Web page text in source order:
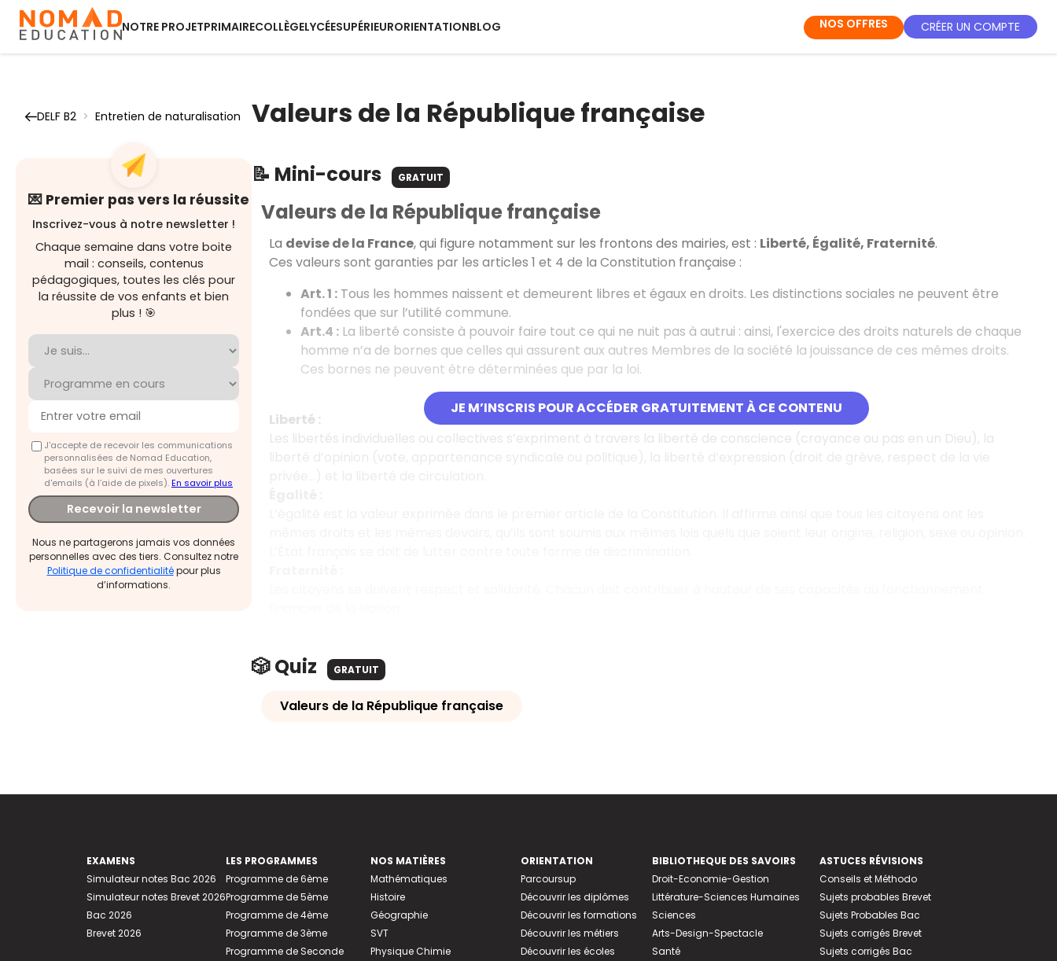
NOTRE PROJETPRIMAIRECOLLÈGELYCÉESUPÉRIEURORIENTATIONBLOG NOS OFFRES CRÉER UN COMPTE
DELF B2 > Entretien de naturalisation
💌 Premier pas vers la réussite
Inscrivez-vous à notre newsletter !
Chaque semaine dans votre boite
mail : conseils, contenus
pédagogiques, toutes les clés pour
la réussite de vos enfants et bien
plus ! 🎯
J'accepte de recevoir les communications
personnalisées de Nomad Education,
basées sur le suivi de mes ouvertures
d'emails (à l’aide de pixels).En savoir plus
Recevoir la newsletter
Nous ne partagerons jamais vos données
personnelles avec des tiers. Consultez notre
Politique de confidentialitépour plus
d’informations.
Valeurs de la République française
📝 Mini-cours GRATUIT
JE M’INSCRIS POUR ACCÉDER GRATUITEMENT À CE CONTENU
Valeurs de la République française
La devise de la France, qui figure notamment sur les frontons des mairies, est : Liberté, Égalité, Fraternité.
Ces valeurs sont garanties par les articles 1 et 4 de la Constitution française :
Art. 1 :Tous les hommes naissent et demeurent libres et égaux en droits. Les distinctions sociales ne peuvent être
fondées que sur l’utilité commune.
Art.4 :La liberté consiste à pouvoir faire tout ce qui ne nuit pas à autrui : ainsi, l'exercice des droits naturels de chaque
homme n’a de bornes que celles qui assurent aux autres Membres de la société la jouissance de ces mêmes droits.
Ces bornes ne peuvent être déterminées que par la loi.
Liberté :
Les libertés individuelles ou collectives s’expriment à travers la liberté de conscience (croyance ou pas en un Dieu), la
🎲 Quiz GRATUIT
Valeurs de la République française
EXAMENS
Simulateur notes Bac 2026
Simulateur notes Brevet 2026
Bac 2026
Brevet 2026
LES PROGRAMMES
Programme de 6ème
Programme de 5ème
Programme de 4ème
Programme de 3ème
Programme de Seconde
NOS MATIÈRES
Mathématiques
Histoire
Géographie
SVT
Physique Chimie
ORIENTATION
Parcoursup
Découvrir les diplômes
Découvrir les formations
Découvrir les métiers
Découvrir les écoles
BIBLIOTHEQUE DES SAVOIRS
Droit-Economie-Gestion
Littérature-Sciences Humaines
Sciences
Arts-Design-Spectacle
Santé
ASTUCES RÉVISIONS
Conseils et Méthodo
Sujets probables Brevet
Sujets Probables Bac
Sujets corrigés Brevet
Sujets corrigés Bac